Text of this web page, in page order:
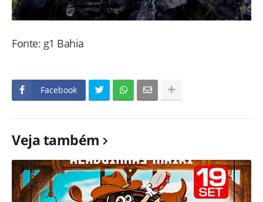
Fonte: g1 Bahia
Facebook
Veja também